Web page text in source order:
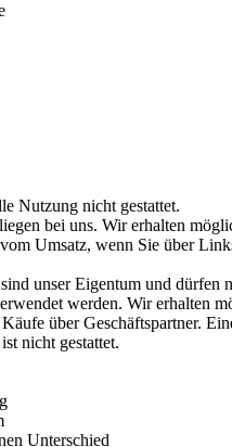
Nutzung nicht gestattet.
bei uns. Wir erhalten
Umsatz, wenn Sie über
unser Eigentum und dürfen
werden. Wir erhalten
über Geschäftspartner.
nicht gestattet.
Unterschied